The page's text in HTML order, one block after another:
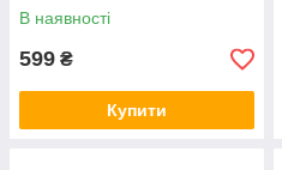
В наявності
599 ₴
Купити